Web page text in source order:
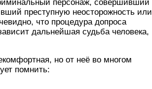
персонаж, совершивший
преступную неосторожность или
что процедура допроса
дальнейшая судьба человека,
но от неё во многом
помнить: